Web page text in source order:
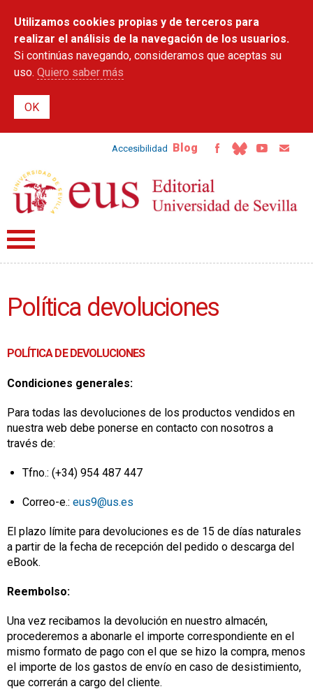
contenido
principal
Utilizamos cookies propias y de terceros para
realizar el análisis de la navegación de los usuarios.
Si continúas navegando, consideramos que aceptas su
uso. Quiero saber más
Accesibilidad Blog
Política devoluciones
POLÍTICA DE DEVOLUCIONES
Condiciones generales:
Para todas las devoluciones de los productos vendidos en
nuestra web debe ponerse en contacto con nosotros a
través de:
Tfno.: (+34) 954 487 447
Correo-e.: eus9@us.es
El plazo límite para devoluciones es de 15 de días naturales
a partir de la fecha de recepción del pedido o descarga del
eBook.
Reembolso:
Una vez recibamos la devolución en nuestro almacén,
procederemos a abonarle el importe correspondiente en el
mismo formato de pago con el que se hizo la compra, menos
el importe de los gastos de envío en caso de desistimiento,
que correrán a cargo del cliente.